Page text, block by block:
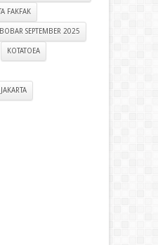
FAKFAK
SEPTEMBER 2025
KOTATOEA